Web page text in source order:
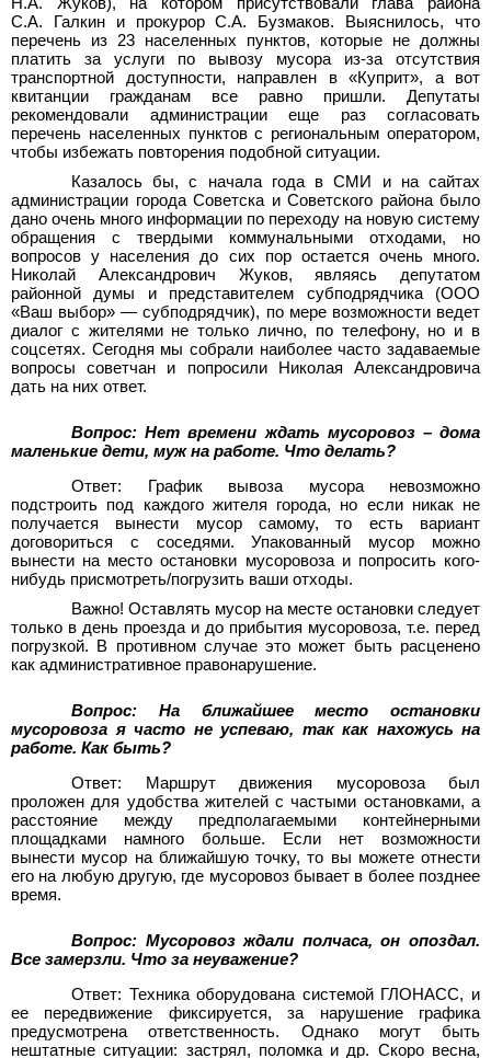
С.А. Галкин и прокурор С.А. Бузмаков. Выяснилось, что
перечень из 23 населенных пунктов, которые не должны
платить за услуги по вывозу мусора из-за отсутствия
транспортной доступности, направлен в «Куприт», а вот
квитанции гражданам все равно пришли. Депутаты
рекомендовали администрации еще раз согласовать
перечень населенных пунктов с региональным оператором,
чтобы избежать повторения подобной ситуации.
Казалось бы, с начала года в СМИ и на сайтах
администрации города Советска и Советского района было
дано очень много информации по переходу на новую систему
обращения с твердыми коммунальными отходами, но
вопросов у населения до сих пор остается очень много.
Николай Александрович Жуков, являясь депутатом
районной думы и представителем субподрядчика (ООО
«Ваш выбор» — субподрядчик), по мере возможности ведет
диалог с жителями не только лично, по телефону, но и в
соцсетях. Сегодня мы собрали наиболее часто задаваемые
вопросы советчан и попросили Николая Александровича
дать на них ответ.
Вопрос: Нет времени ждать мусоровоз – дома
маленькие дети, муж на работе. Что делать?
Ответ: График вывоза мусора невозможно
подстроить под каждого жителя города, но если никак не
получается вынести мусор самому, то есть вариант
договориться с соседями. Упакованный мусор можно
вынести на место остановки мусоровоза и попросить кого-
нибудь присмотреть/погрузить ваши отходы.
Важно! Оставлять мусор на месте остановки следует
только в день проезда и до прибытия мусоровоза, т.е. перед
погрузкой. В противном случае это может быть расценено
как административное правонарушение.
Вопрос: На ближайшее место остановки
мусоровоза я часто не успеваю, так как нахожусь на
работе. Как быть?
Ответ: Маршрут движения мусоровоза был
проложен для удобства жителей с частыми остановками, а
расстояние между предполагаемыми контейнерными
площадками намного больше. Если нет возможности
вынести мусор на ближайшую точку, то вы можете отнести
его на любую другую, где мусоровоз бывает в более позднее
время.
Вопрос: Мусоровоз ждали полчаса, он опоздал.
Все замерзли. Что за неуважение?
Ответ: Техника оборудована системой ГЛОНАСС, и
ее передвижение фиксируется, за нарушение графика
предусмотрена ответственность. Однако могут быть
нештатные ситуации: застрял, поломка и др. Скоро весна,